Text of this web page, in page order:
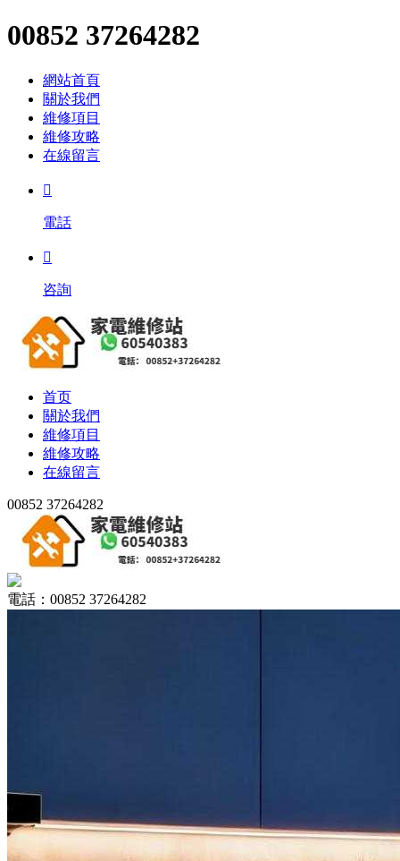
00852 37264282
網站首頁
關於我們
維修項目
維修攻略
在線留言

電話

咨詢
首页
關於我們
維修項目
維修攻略
在線留言
00852 37264282
電話：00852 37264282